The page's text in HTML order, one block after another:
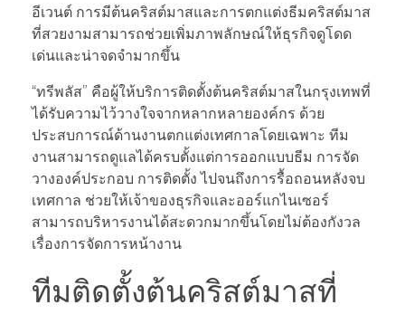
อีเวนต์ การมีต้นคริสต์มาสและการตกแต่งธีมคริสต์มาส
ที่สวยงามสามารถช่วยเพิ่มภาพลักษณ์ให้ธุรกิจดูโดด
เด่นและน่าจดจำมากขึ้น
“ทรีพลัส” คือผู้ให้บริการติดตั้งต้นคริสต์มาสในกรุงเทพที่
ได้รับความไว้วางใจจากหลากหลายองค์กร ด้วย
ประสบการณ์ด้านงานตกแต่งเทศกาลโดยเฉพาะ ทีม
งานสามารถดูแลได้ครบตั้งแต่การออกแบบธีม การจัด
วางองค์ประกอบ การติดตั้ง ไปจนถึงการรื้อถอนหลังจบ
เทศกาล ช่วยให้เจ้าของธุรกิจและออร์แกไนเซอร์
สามารถบริหารงานได้สะดวกมากขึ้นโดยไม่ต้องกังวล
เรื่องการจัดการหน้างาน
ทีมติดตั้งต้นคริสต์มาสที่